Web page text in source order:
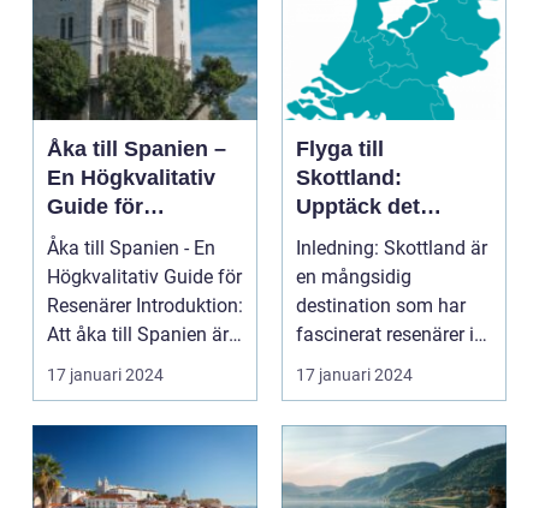
Åka till Spanien –
En Högkvalitativ
Guide för
Resenärer
Åka till Spanien - En
Högkvalitativ Guide för
Resenärer Introduktion:
Att åka till Spanien är
en dr...
17 januari 2024
Flyga till
Skottland:
Upptäck det
Fascinerande
Landet
Inledning: Skottland är
en mångsidig
destination som har
fascinerat resenärer i
århundraden. Med
sin...
17 januari 2024